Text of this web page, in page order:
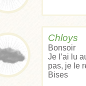
Chloys
Bonsoir
Je l’ai lu
pas, je le
Bises